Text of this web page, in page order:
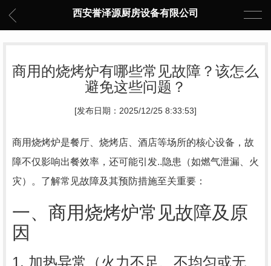
西安誉泽源厨房设备有限公司
商用的烧烤炉有哪些常见故障？该怎么
避免这些问题？
[发布日期：2025/12/25 8:33:53]
商用烧烤炉是餐厅、烧烤店、酒店等场所的核心设备，故
障不仅影响出餐效率，还可能引发..隐患（如燃气泄漏、火
灾）。了解常见故障及其预防措施至关重要：
一、商用烧烤炉常见故障及原
因
1. 加热异常（火力不足、不均匀或无